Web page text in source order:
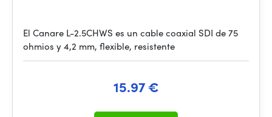
El Canare L-2.5CHWS es un cable coaxial SDI de 75
ohmios y 4,2 mm, flexible, resistente
15.97 €